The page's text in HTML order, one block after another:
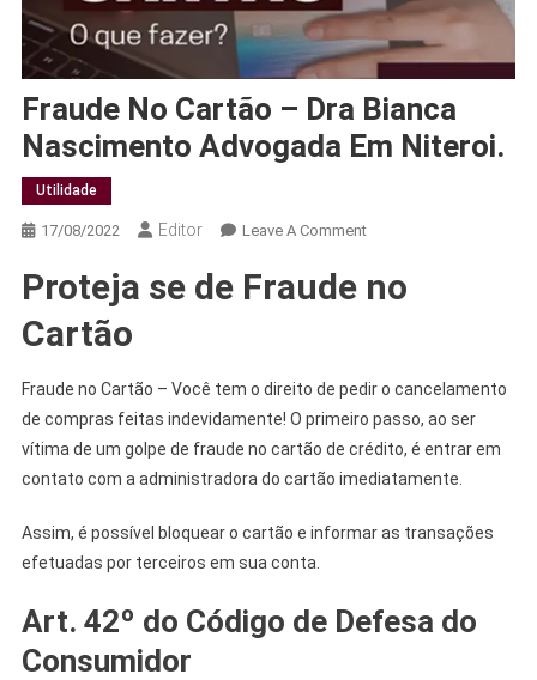
Fraude No Cartão – Dra Bianca
Nascimento Advogada Em Niteroi.
Utilidade
17/08/2022 Editor Leave A Comment
Proteja se de Fraude no
Cartão
Fraude no Cartão – Você tem o direito de pedir o cancelamento
de compras feitas indevidamente! O primeiro passo, ao ser
vítima de um golpe de fraude no cartão de crédito, é entrar em
contato com a administradora do cartão imediatamente.
Assim, é possível bloquear o cartão e informar as transações
efetuadas por terceiros em sua conta.
Art. 42º do Código de Defesa do
Consumidor